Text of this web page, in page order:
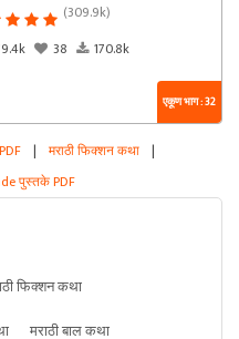
(309.9k)
38 170.8k
एकूण भाग : 32
| मराठी फिक्शन कथा |
पुस्तके PDF
फिक्शन कथा
मराठी बाल कथा